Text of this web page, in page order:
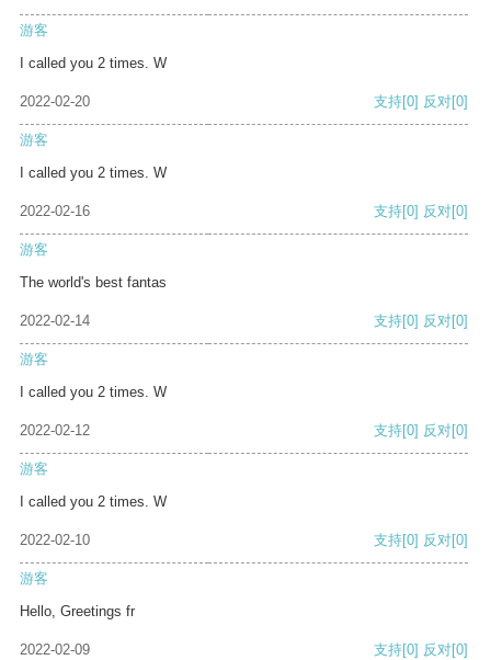
游客
I called you 2 times. W
2022-02-20 支持[0] 反对[0]
游客
I called you 2 times. W
2022-02-16 支持[0] 反对[0]
游客
The world's best fantas
2022-02-14 支持[0] 反对[0]
游客
I called you 2 times. W
2022-02-12 支持[0] 反对[0]
游客
I called you 2 times. W
2022-02-10 支持[0] 反对[0]
游客
Hello, Greetings fr
2022-02-09 支持[0] 反对[0]